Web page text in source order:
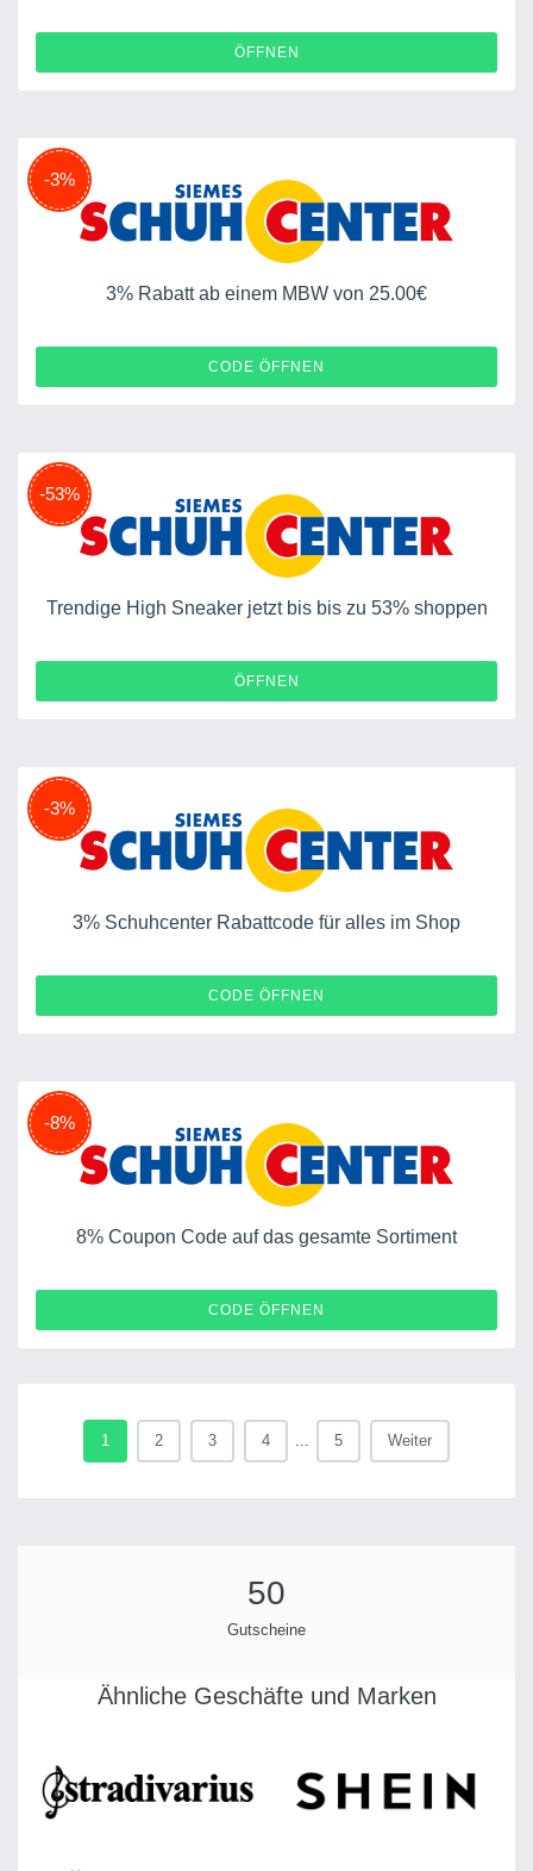
ÖFFNEN
-3%
3% Rabatt ab einem MBW von 25.00€
CODE ÖFFNEN
-53%
Trendige High Sneaker jetzt bis bis zu 53% shoppen
ÖFFNEN
-3%
3% Schuhcenter Rabattcode für alles im Shop
CODE ÖFFNEN
-8%
8% Coupon Code auf das gesamte Sortiment
CODE ÖFFNEN
1 2 3 4 ... 5 Weiter
50
Gutscheine
Ähnliche Geschäfte und Marken